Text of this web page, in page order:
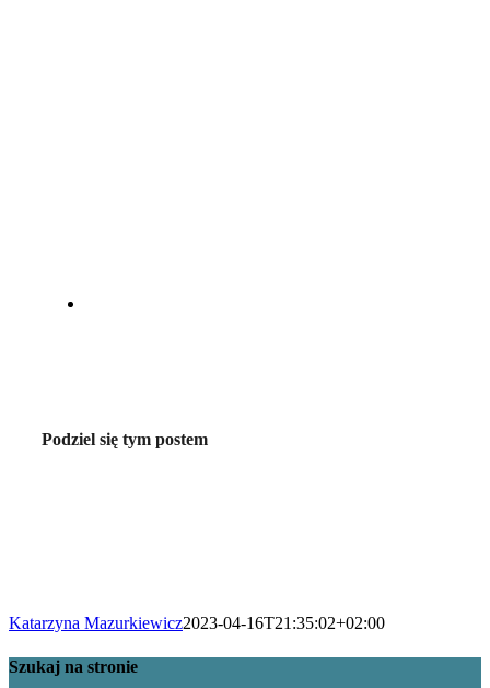
Podziel się tym postem
Katarzyna Mazurkiewicz2023-04-16T21:35:02+02:00
Szukaj na stronie